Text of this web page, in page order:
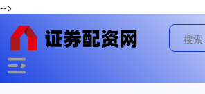
-->